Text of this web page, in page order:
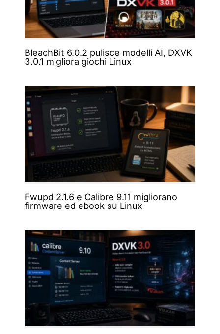
BleachBit 6.0.2 pulisce modelli AI, DXVK
3.0.1 migliora giochi Linux
Fwupd 2.1.6 e Calibre 9.11 migliorano
firmware ed ebook su Linux